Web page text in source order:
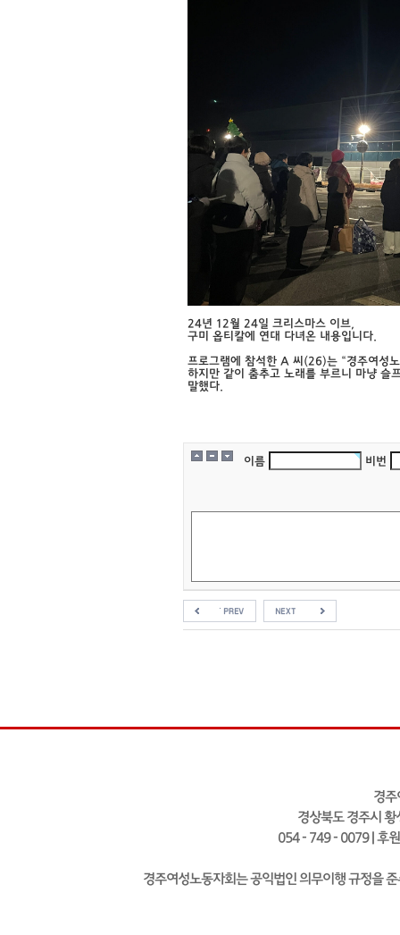
24년 12월 24일 크리스마스 이브,
구미 옵티칼에 연대 다녀온 내용입니다.
프로그램에 참석한 A 씨(26)는 “경주여성
하지만 같이 춤추고 노래를 부르니 마냥 슬
말했다.
이름 비번
경주
경상북도 경주시
054 - 749 - 0079 | 후
경주여성노동자회는 공익법인 의무이행 규정을